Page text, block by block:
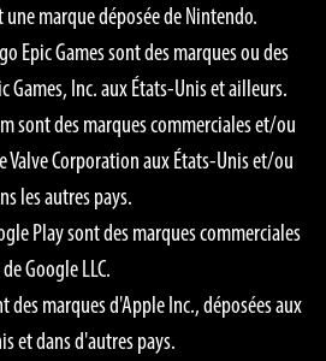
marque déposée de Nintendo.
Epic Games sont des marques ou des
Games, Inc. aux États-Unis et ailleurs.
sont des marques commerciales et/ou
Valve Corporation aux États-Unis et/ou
les autres pays.
Play sont des marques commerciales
de Google LLC.
marques d'Apple Inc., déposées aux
et dans d'autres pays.